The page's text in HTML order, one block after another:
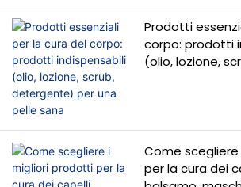
della pelle. La nostra
linea di prodotti copre in
modo completo diverse
categorie principali, con
l'obiettivo di soddisfare
le diverse esigenze del
mercato.
Prodotti
corpo: prodotti
(olio, lozione,
Come
per la cura dei